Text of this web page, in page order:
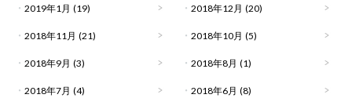
2019年1月 (19) 2018年12月 (20)
2018年11月 (21) 2018年10月 (5)
2018年9月 (3) 2018年8月 (1)
2018年7月 (4) 2018年6月 (8)